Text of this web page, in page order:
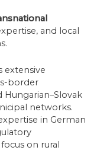
and local
border
networks.
in German
on rural